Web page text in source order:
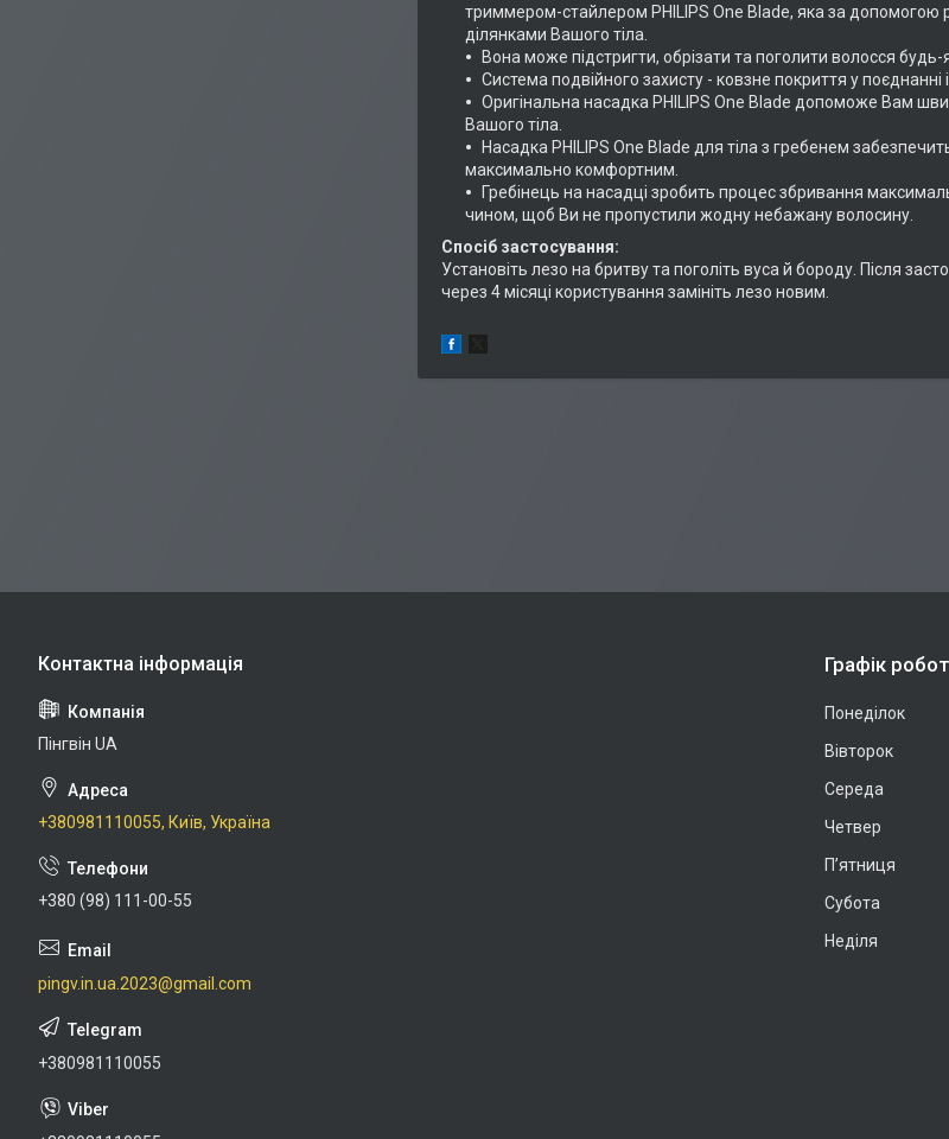
триммером-стайлером PHILIPS One Blade, яка за допомогою
ділянками Вашого тіла.
Вона може підстригти, обрізати та поголити волосся будь-
Система подвійного захисту - ковзне покриття у
Оригінальна насадка PHILIPS One Blade допоможе Вам
Вашого тіла.
Насадка PHILIPS One Blade для тіла з гребенем
максимально комфортним.
Гребінець на насадці зробить процес збривання
чином, щоб Ви не пропустили жодну небажану волосину.
Спосіб застосування:
Установіть лезо на бритву та поголіть вуса й бороду. Після
через 4 місяці користування замініть лезо новим.
Пінгвін UA
+380981110055, Київ, Україна
+380 (98) 111-00-55
pingv.in.ua.2023@gmail.com
+380981110055
Графік
Понеділок
Вівторок
Середа
Четвер
Пʼятниця
Субота
Неділя